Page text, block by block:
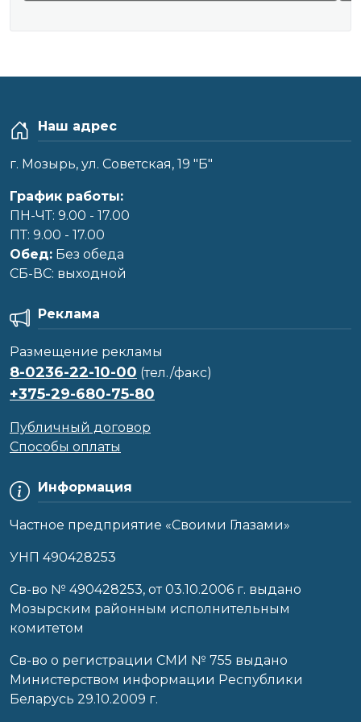
Наш адрес
г. Мозырь, ул. Советская, 19 "Б"
График работы:
ПН-ЧТ: 9.00 - 17.00
ПТ: 9.00 - 17.00
Обед: Без обеда
CБ-ВС: выходной
Информация
Частное предприятие «Своими Глазами»
УНП 490428253
Cв-во № 490428253, от 03.10.2006 г. выдано
Мозырским районным исполнительным
комитетом
Св-во о регистрации СМИ № 755 выдано
Министерством информации Республики
Беларусь 29.10.2009 г.
Реклама
Размещение рекламы
8-0236-22-10-00 (тел./факс)
+375-29-680-75-80
Публичный договор
Способы оплаты